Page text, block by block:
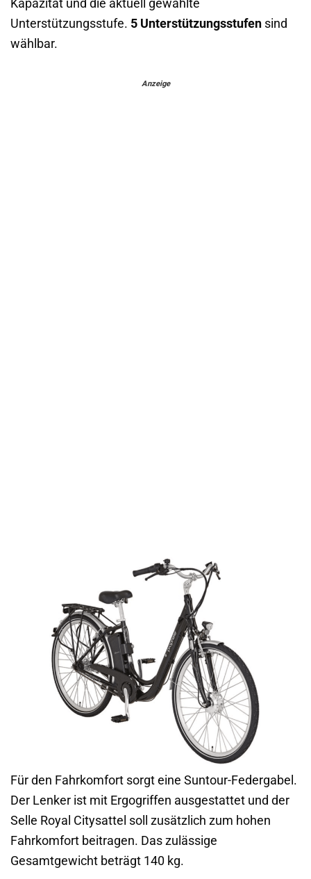
Kapazität und die aktuell gewählte
Unterstützungsstufe. 5 Unterstützungsstufen sind
wählbar.
Anzeige
Für den Fahrkomfort sorgt eine Suntour-Federgabel.
Der Lenker ist mit Ergogriffen ausgestattet und der
Selle Royal Citysattel soll zusätzlich zum hohen
Fahrkomfort beitragen. Das zulässige
Gesamtgewicht beträgt 140 kg.